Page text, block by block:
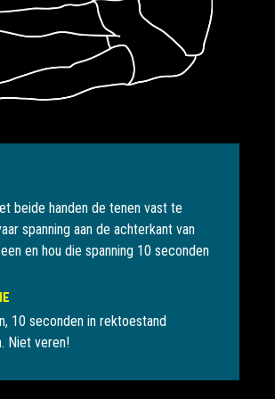
beide handen de tenen vast te
spanning aan de achterkant van
en hou die spanning 10 seconden
10 seconden in rektoestand
Niet veren!